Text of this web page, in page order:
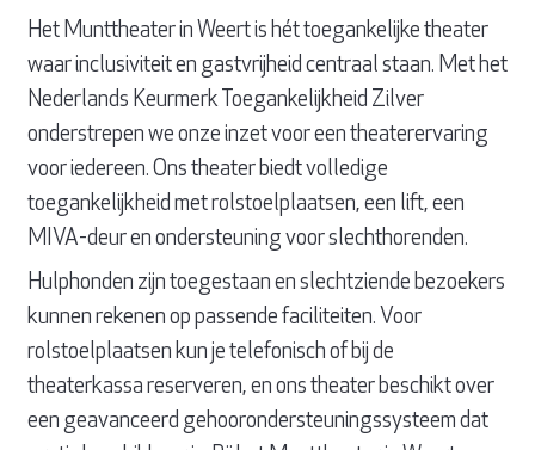
Het Munttheater in Weert is hét toegankelijke theater
waar inclusiviteit en gastvrijheid centraal staan. Met het
Nederlands Keurmerk Toegankelijkheid Zilver
onderstrepen we onze inzet voor een theaterervaring
voor iedereen. Ons theater biedt volledige
toegankelijkheid met rolstoelplaatsen, een lift, een
MIVA-deur en ondersteuning voor slechthorenden.
Hulphonden zijn toegestaan en slechtziende bezoekers
kunnen rekenen op passende faciliteiten. Voor
rolstoelplaatsen kun je telefonisch of bij de
theaterkassa reserveren, en ons theater beschikt over
een geavanceerd gehoorondersteuningssysteem dat